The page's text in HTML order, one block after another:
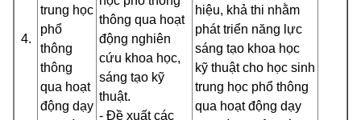
4.
trung học
phổ
thông
thông
qua hoạt
động dạy
thông qua hoạt
động nghiên
cứu khoa học,
sáng tạo kỹ
thuật.
- Đề xuất các
hiệu, khả thi nhằm
phát triển năng lực
sáng tạo khoa học
kỹ thuật cho học sinh
trung học phổ thông
qua hoạt động dạy